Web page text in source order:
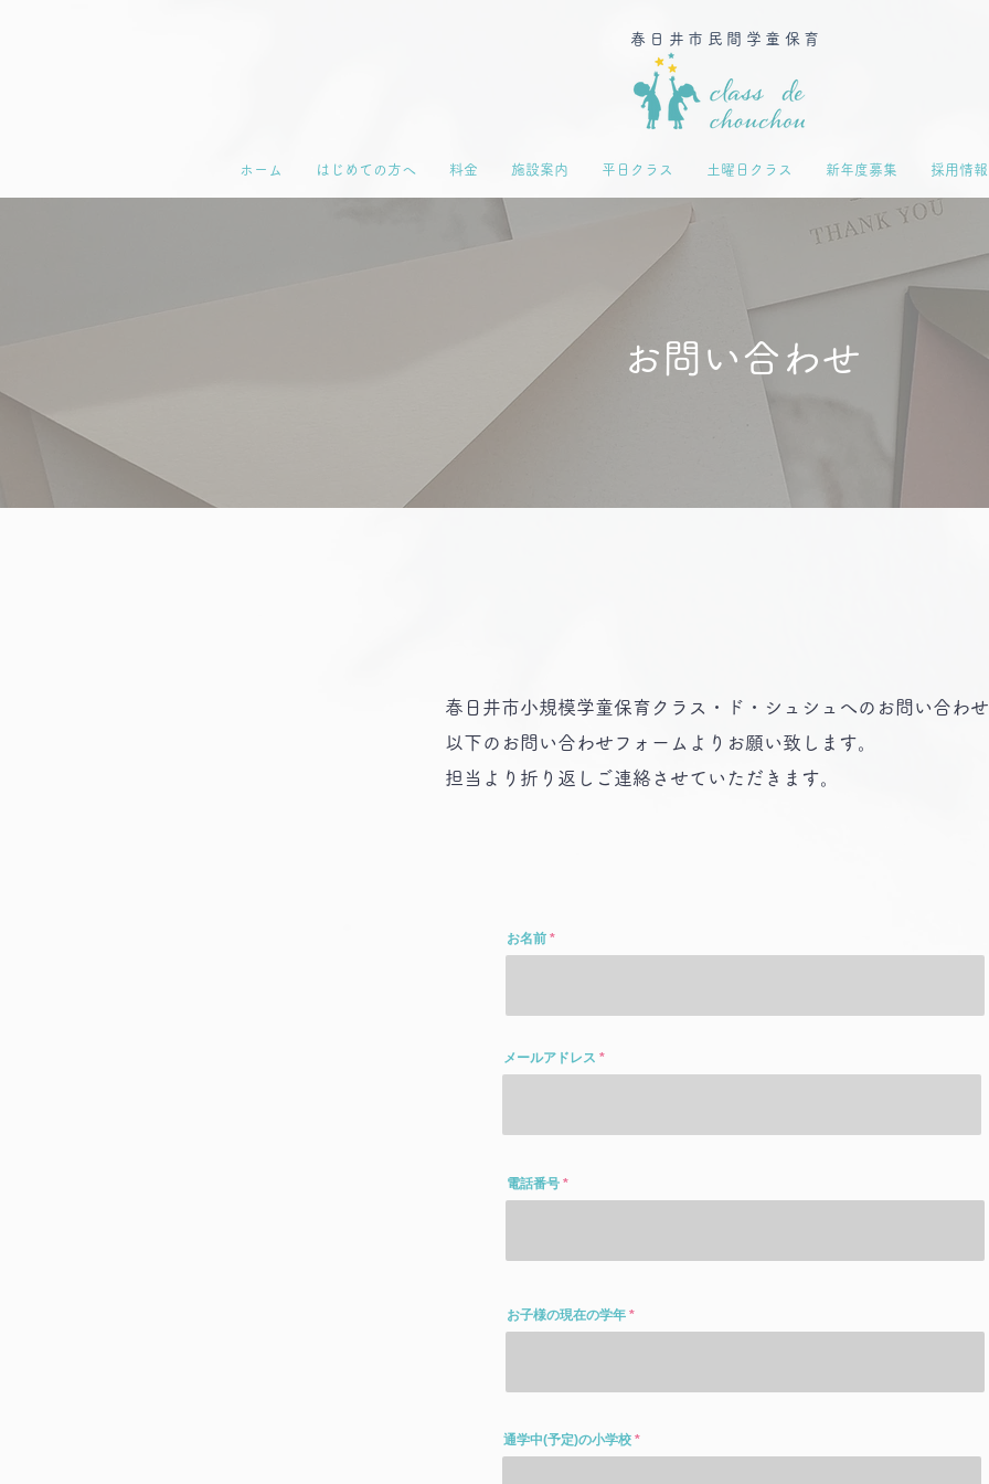
春日井市民間学童保育
ホーム はじめての方へ 料金 施設案内 平日クラス 土曜日クラス 新年度募集 採用情報
お問い合わせ
春日井市小規模学童保育クラス・ド・シュシュへのお問い合わ
以下のお問い合わせフォームよりお願い致します。
​担当より折り返しご連絡させていただきます。
お名前
メールアドレス
電話番号
お子様の現在の学年
通学中(予定)の小学校